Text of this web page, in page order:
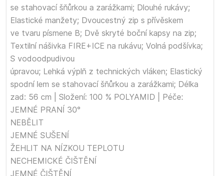
se stahovací šňůrkou a zarážkami; Dlouhé rukávy;
Elastické manžety; Dvoucestný zip s přívěskem
ve tvaru písmene B; Dvě skryté boční kapsy na zip;
Textilní nášivka FIRE+ICE na rukávu; Volná podšívka;
S vodoodpudivou
úpravou; Lehká výplň z technických vláken; Elastický
spodní lem se stahovací šňůrkou a zarážkami; Délka
zad: 56 cm | Složení: 100 % POLYAMID | Péče:
JEMNÉ PRANÍ 30°
NEBĚLIT
JEMNÉ SUŠENÍ
ŽEHLIT NA NÍZKOU TEPLOTU
NECHEMICKÉ ČIŠTĚNÍ
JEMNÉ ČIŠTĚNÍ